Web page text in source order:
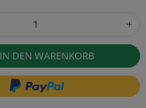
+
IN DEN WARENKORB